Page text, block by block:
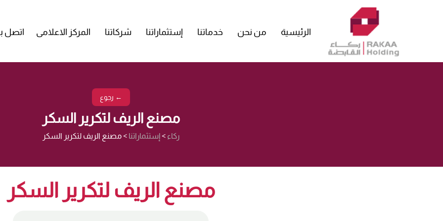
الرئيسية من نحن خدماتنا إستثماراتنا شركاتنا المركز الاعلامى اتصل
← رجوع
مصنع الريف لتكرير السكر
ركاء >إستثماراتنا >مصنع الريف لتكرير السكر
مصنع الريف لتكرير السكر